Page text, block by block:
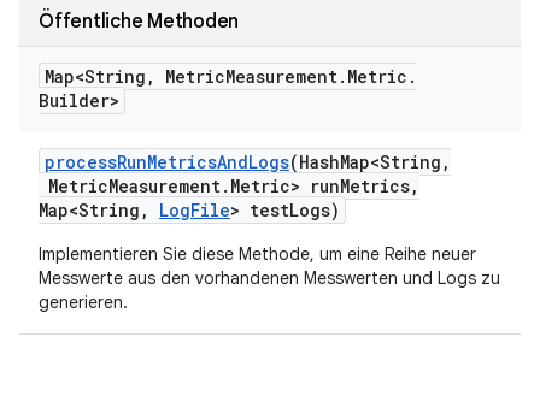
Öffentliche Methoden
Map<String , MetricMeasurement. Metric .
Builder>
processRunMetricsAndLogs(HashMap<String ,
MetricMeasurement. Metric> runMetrics,
Map<String , LogFile> testLogs)
Implementieren Sie diese Methode, um eine Reihe neuer
Messwerte aus den vorhandenen Messwerten und Logs zu
generieren.